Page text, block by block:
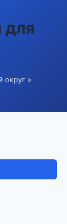
для
округ »